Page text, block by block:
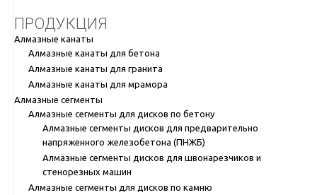
ПРОДУКЦИЯ
Алмазные канаты
Алмазные канаты для бетона
Алмазные канаты для гранита
Алмазные канаты для мрамора
Алмазные сегменты
Алмазные сегменты для дисков по бетону
Алмазные сегменты дисков для предварительно
напряженного железобетона (ПНЖБ)
Алмазные сегменты дисков для швонарезчиков и
стенорезных машин
Алмазные сегменты для дисков по камню